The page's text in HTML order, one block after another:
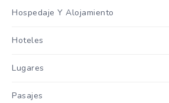
Hospedaje Y Alojamiento
Hoteles
Lugares
Pasajes